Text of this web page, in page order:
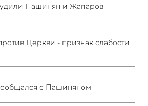
Пашинян и Жапаров
Церкви - признак слабости
с Пашиняном